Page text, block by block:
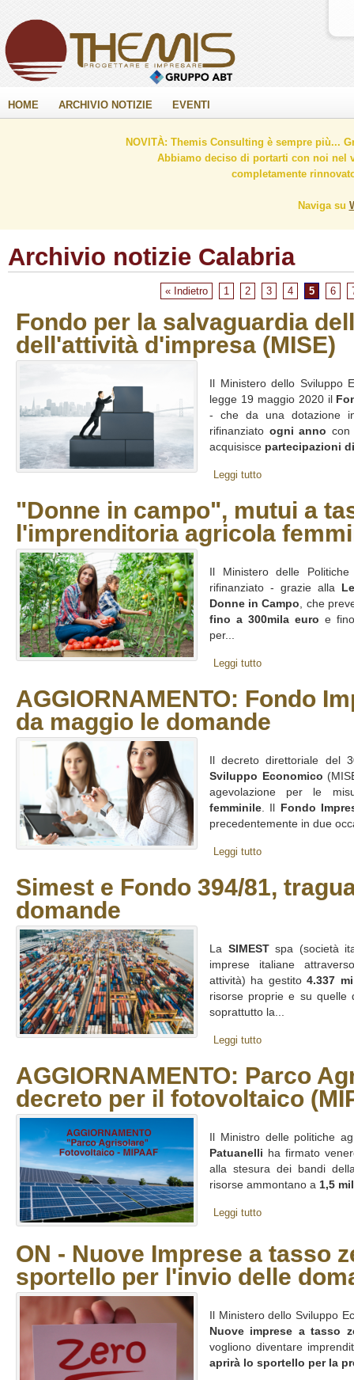
HOME ARCHIVIO NOTIZIE EVENTI
NOVITÀ: Themis Consulting è sempre più...
Abbiamo deciso di portarti con noi nel
completamente
Naviga su
Archivio notizie Calabria
« Indietro 1 2 3 4 5 6
Fondo per la salvaguardia
dell'attività d'impresa (MISE)
Il Ministero dello Sviluppo
legge 19 maggio 2020 il
- che da una dotazione
rifinanziato ogni anno
acquisisce partecipazioni
Leggi tutto
"Donne in campo", mutui a
l'imprenditoria agricola
Il Ministero delle
rifinanziato - grazie alla
Donne in Campo, che
fino a 300mila euro e
per...
Leggi tutto
AGGIORNAMENTO: Fondo
da maggio le domande
Il decreto direttoriale del
Sviluppo Economico
agevolazione per le
femminile. Il
Fondo
precedentemente in due
Leggi tutto
Simest e Fondo 394/81,
domande
La SIMESTspa (società
imprese italiane
attività) ha gestito4.337
risorse proprie e su quelle
soprattutto la...
Leggi tutto
AGGIORNAMENTO: Parco
decreto per il fotovoltaico
Il Ministro delle politiche
Patuanelli ha firmato
alla stesura dei bandi
risorse ammontano a 1,5
Leggi tutto
ON - Nuove Imprese a tasso
sportello per l'invio delle
Il Ministero dello Sviluppo
Nuove imprese a tasso
vogliono diventare
aprirà lo sportello per la